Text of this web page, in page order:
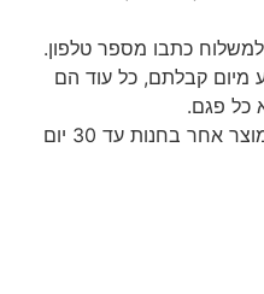
כתבו מספר טלפון.
מיום קבלתם, כל עוד הם
כל פגם.
* ניתן להחליף מוצר שנקנה במוצר אחר בחנות עד 30 יום